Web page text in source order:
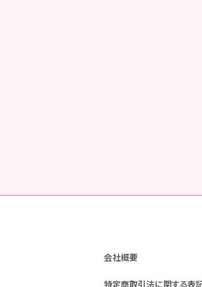
会社概要
特定商取引法に関する表